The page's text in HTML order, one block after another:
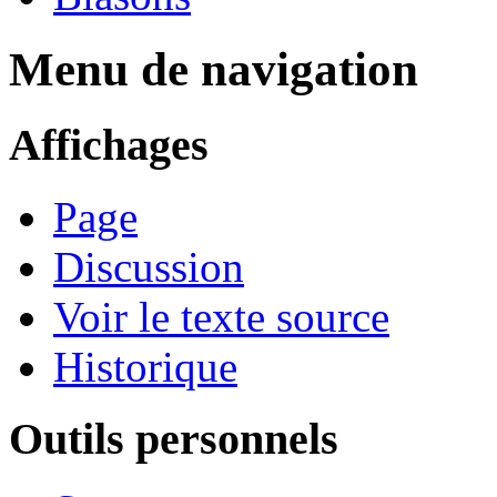
Menu de navigation
Affichages
Page
Discussion
Voir le texte source
Historique
Outils personnels